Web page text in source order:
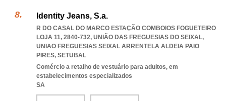
Identity Jeans, S.a.
R DO CASAL DO MARCO ESTAÇÃO COMBOIOS FOGUETEIRO
LOJA 11, 2840-732, UNIÃO DAS FREGUESIAS DO SEIXAL,
UNIAO FREGUESIAS SEIXAL ARRENTELA ALDEIA PAIO
PIRES, SETUBAL
Comércio a retalho de vestuário para adultos, em
estabelecimentos especializados
SA